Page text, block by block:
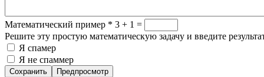
Математический пример * 3 + 1 =
Решите эту простую математическую задачу и введите
Я спамер
Я не спаммер